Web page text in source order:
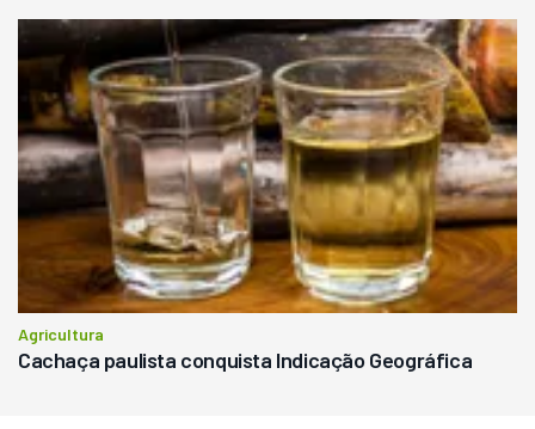
Agricultura
Cachaça paulista conquista Indicação Geográfica